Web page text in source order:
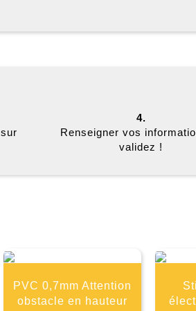
4.
Renseigner vos
validez !
PVC 0,7mm Attention
obstacle en hauteur